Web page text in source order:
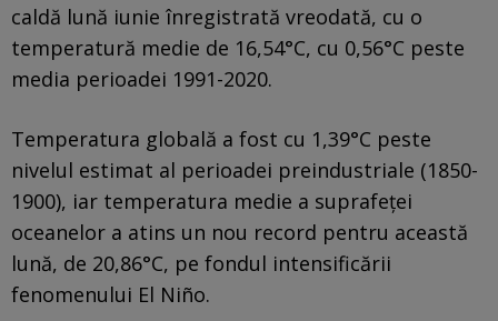
caldă lună iunie înregistrată vreodată, cu o
temperatură medie de 16,54°C, cu 0,56°C peste
media perioadei 1991-2020.
Temperatura globală a fost cu 1,39°C peste
nivelul estimat al perioadei preindustriale (1850-
1900), iar temperatura medie a suprafeței
oceanelor a atins un nou record pentru această
lună, de 20,86°C, pe fondul intensificării
fenomenului El Niño.